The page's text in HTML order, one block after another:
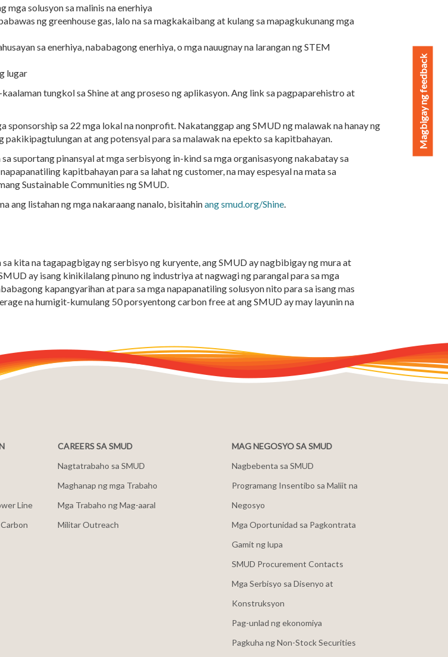
mga solusyon sa malinis na enerhiya
ng greenhouse gas, lalo na sa magkakaibang at kulang sa mapagkukunang mga
sa enerhiya, nababagong enerhiya, o mga nauugnay na larangan ng STEM
lugar
tungkol sa Shine at ang proseso ng aplikasyon. Ang link sa pagpaparehistro at
sponsorship sa 22 mga lokal na nonprofit. Nakatanggap ang SMUD ng malawak na hanay ng
at ang potensyal para sa malawak na epekto sa kapitbahayan.
suportang pinansyal at mga serbisyong in-kind sa mga organisasyong nakabatay sa
kapitbahayan para sa lahat ng customer, na may espesyal na mata sa
Sustainable Communities ng SMUD.
ang listahan ng mga nakaraang nanalo, bisitahinang smud.org/Shine.
kita na tagapagbigay ng serbisyo ng kuryente, ang SMUD ay nagbibigay ng mura at
ay isang kinikilalang pinuno ng industriya at nagwagi ng parangal para sa mga
kapangyarihan at para sa mga napapanatiling solusyon nito para sa isang mas
na humigit-kumulang 50 porsyentong carbon free at ang SMUD ay may layunin na
Line
CAREERS SA SMUD
Nagtatrabaho sa SMUD
Maghanap ng mga Trabaho
Mga Trabaho ng Mag-aaral
Militar Outreach
MAG NEGOSYO SA SMUD
Nagbebenta sa SMUD
Programang Insentibo sa Maliit na
Negosyo
Mga Oportunidad sa Pagkontrata
Gamit ng lupa
SMUD Procurement Contacts
Mga Serbisyo sa Disenyo at
Konstruksyon
Pag-unlad ng ekonomiya
Pagkuha ng Non-Stock Securities
Magbigay ng feedback